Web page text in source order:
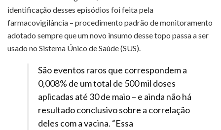
identificação desses episódios foi feita pela
farmacovigilância – procedimento padrão de monitoramento
adotado sempre que um novo insumo desse topo passa a ser
usado no Sistema Único de Saúde (SUS).
São eventos raros que correspondem a
0,008% de um total de 500 mil doses
aplicadas até 30 de maio – e ainda não há
resultado conclusivo sobre a correlação
deles com a vacina. “Essa